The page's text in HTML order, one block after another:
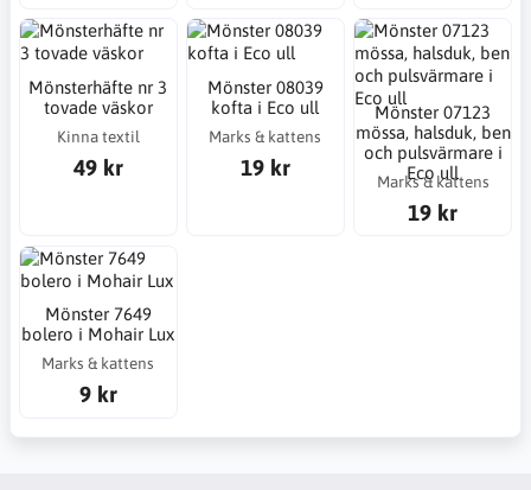
Mönsterhäfte nr 3
tovade väskor
Kinna textil
49 kr
Mönster 08039
kofta i Eco ull
Marks & kattens
19 kr
Mönster 07123
mössa, halsduk, ben
och pulsvärmare i
Eco ull
Marks & kattens
19 kr
Mönster 7649
bolero i Mohair Lux
Marks & kattens
9 kr